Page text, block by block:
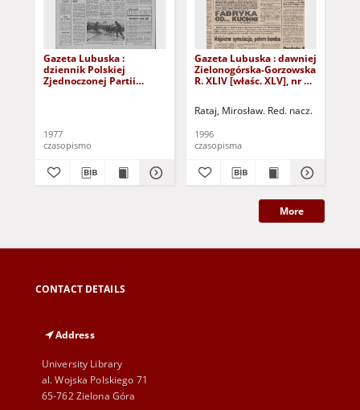
Gazeta Lubuska :
dziennik Polskiej
Zjednoczonej Partii
1977
czasopismo
Gazeta Lubuska : dawniej
Zielonogórska-Gorzowska
R. XLIV [właśc. XLV], nr 52
Rataj, Mirosław. Red. nacz.
1996
czasopisma
More
CONTACT DETAILS
Address
University Library
al. Wojska Polskiego 71
65-762 Zielona Góra